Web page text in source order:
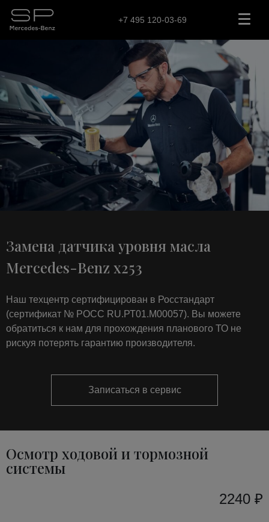
+7 495 120-03-69
Замена датчика уровня масла
Mercedes-Benz x253
Наш техцентр сертифицирован в Росстандарт
(сертификат № РОСС RU.РТ01.М00057). Вы можете
обратиться к нам для прохождения планового ТО не
рискуя потерять гарантию производителя.
Записаться в сервис
Осмотр ходовой и тормозной
системы
2240 ₽